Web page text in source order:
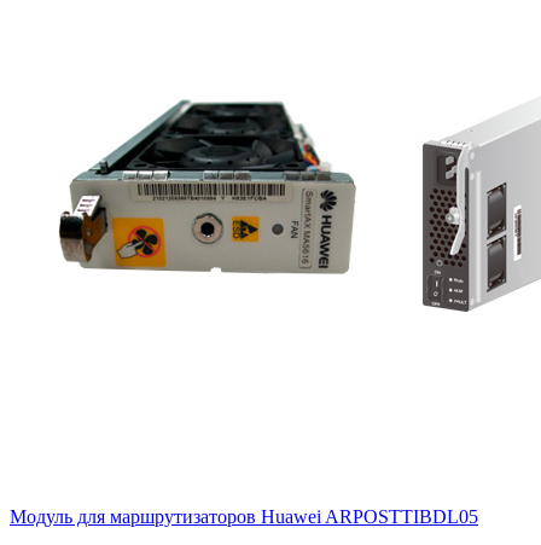
Модуль для маршрутизаторов Huawei ARPOSTTIBDL05